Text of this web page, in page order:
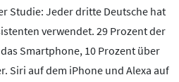
Studie: Jeder dritte Deutsche hat
verwendet. 29 Prozent der
Smartphone, 10 Prozent über
Siri auf dem iPhone und Alexa auf